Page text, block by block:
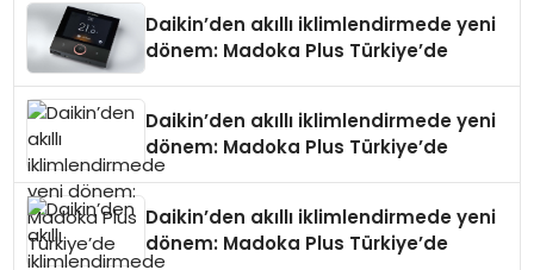
Daikin’den akıllı iklimlendirmede yeni
dönem: Madoka Plus Türkiye’de
Daikin’den akıllı iklimlendirmede yeni
dönem: Madoka Plus Türkiye’de
Daikin’den akıllı iklimlendirmede yeni
dönem: Madoka Plus Türkiye’de